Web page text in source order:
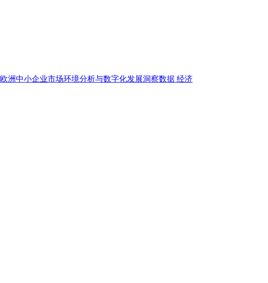
欧洲中小企业市场环境分析与数字化发展洞察数据 经济